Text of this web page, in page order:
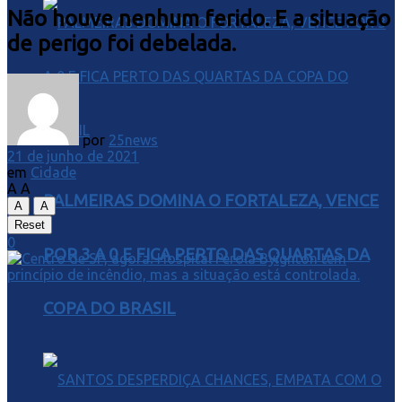
PALMEIRAS DOMINA O FORTALEZA, VENCE
POR 3 A 0 E FICA PERTO DAS QUARTAS DA
COPA DO BRASIL
Não houve nenhum ferido. E a situação
de perigo foi debelada.
por 25news
21 de junho de 2021
em Cidade
A A
A
A
Reset
0